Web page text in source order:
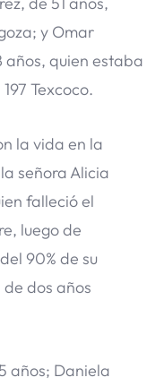
y Omar
años, quien estaba
Texcoco.
la vida en la
señora Alicia
falleció el
luego de
90% de su
dos años
años; Daniela